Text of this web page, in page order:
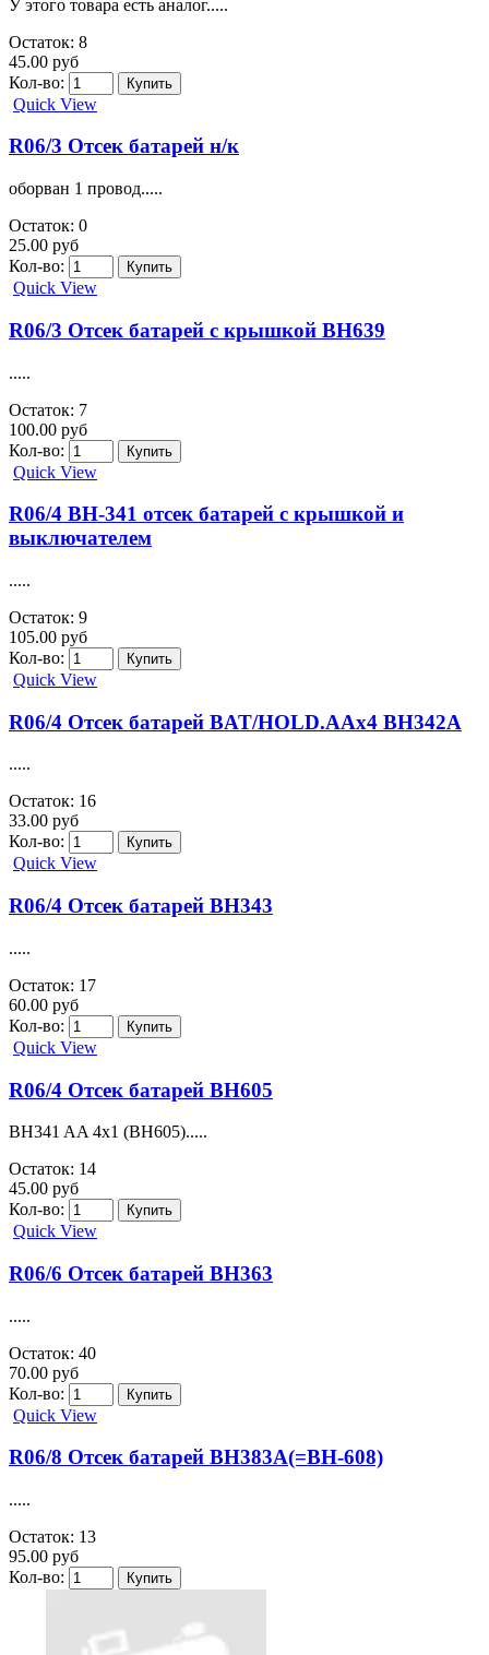
У этого товара есть аналог.....
Остаток: 8
45.00 руб
Кол-во:
Quick View
R06/3 Отсек батарей н/к
оборван 1 провод.....
Остаток: 0
25.00 руб
Кол-во:
Quick View
R06/3 Отсек батарей с крышкой BH639
.....
Остаток: 7
100.00 руб
Кол-во:
Quick View
R06/4 BH-341 отсек батарей с крышкой и
выключателем
.....
Остаток: 9
105.00 руб
Кол-во:
Quick View
R06/4 Отсек батарей BAT/HOLD.AAx4 BH342A
.....
Остаток: 16
33.00 руб
Кол-во:
Quick View
R06/4 Отсек батарей BH343
.....
Остаток: 17
60.00 руб
Кол-во:
Quick View
R06/4 Отсек батарей BH605
BH341 AA 4x1 (BH605).....
Остаток: 14
45.00 руб
Кол-во:
Quick View
R06/6 Отсек батарей BH363
.....
Остаток: 40
70.00 руб
Кол-во:
Quick View
R06/8 Отсек батарей BH383A(=BH-608)
.....
Остаток: 13
95.00 руб
Кол-во: